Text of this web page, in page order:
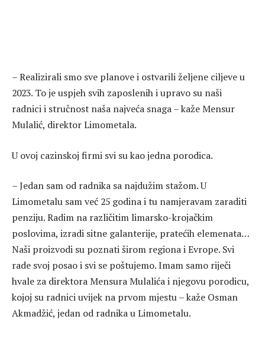
– Realizirali smo sve planove i ostvarili željene ciljeve u
2023. To je uspjeh svih zaposlenih i upravo su naši
radnici i stručnost naša najveća snaga – kaže Mensur
Mulalić, direktor Limometala.
U ovoj cazinskoj firmi svi su kao jedna porodica.
– Jedan sam od radnika sa najdužim stažom. U
Limometalu sam već 25 godina i tu namjeravam zaraditi
penziju. Radim na različitim limarsko-krojačkim
poslovima, izradi sitne galanterije, pratećih elemenata…
Naši proizvodi su poznati širom regiona i Evrope. Svi
rade svoj posao i svi se poštujemo. Imam samo riječi
hvale za direktora Mensura Mulalića i njegovu porodicu,
kojoj su radnici uvijek na prvom mjestu – kaže Osman
Akmadžić, jedan od radnika u Limometalu.